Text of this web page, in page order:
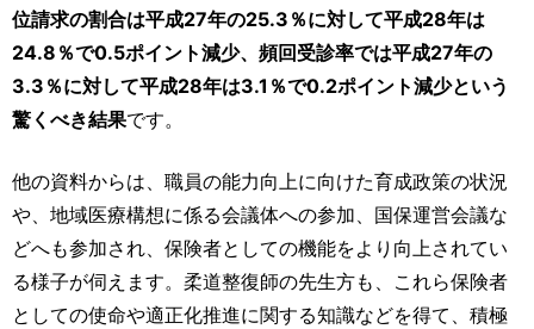
位請求の割合は平成27年の25.3％に対して平成28年は
24.8％で0.5ポイント減少、頻回受診率では平成27年の
3.3％に対して平成28年は3.1％で0.2ポイント減少という
驚くべき結果です。
他の資料からは、職員の能力向上に向けた育成政策の状況
や、地域医療構想に係る会議体への参加、国保運営会議な
どへも参加され、保険者としての機能をより向上されてい
る様子が伺えます。柔道整復師の先生方も、これら保険者
としての使命や適正化推進に関する知識などを得て、積極